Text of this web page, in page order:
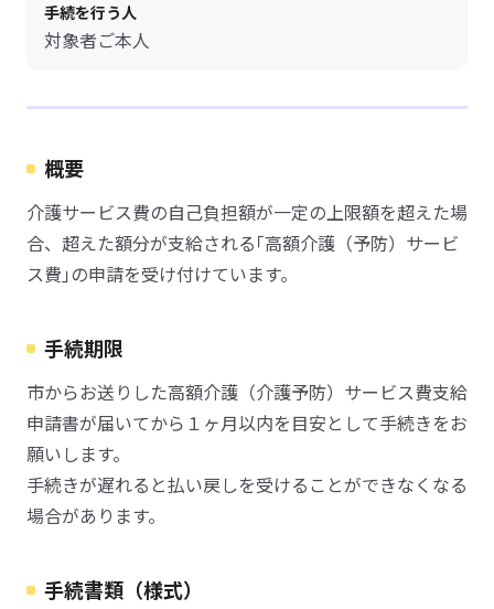
手続を行う人
対象者ご本人
概要
介護サービス費の自己負担額が一定の上限額を超えた場
合、超えた額分が支給される｢高額介護（予防）サービ
ス費｣の申請を受け付けています。
手続期限
市からお送りした高額介護（介護予防）サービス費支給
申請書が届いてから１ヶ月以内を目安として手続きをお
願いします。
手続きが遅れると払い戻しを受けることができなくなる
場合があります。
手続書類（様式）